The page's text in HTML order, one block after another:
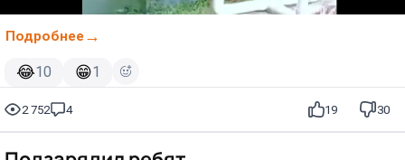
Подробнее
😂10 😁1
2 752 4 19 30